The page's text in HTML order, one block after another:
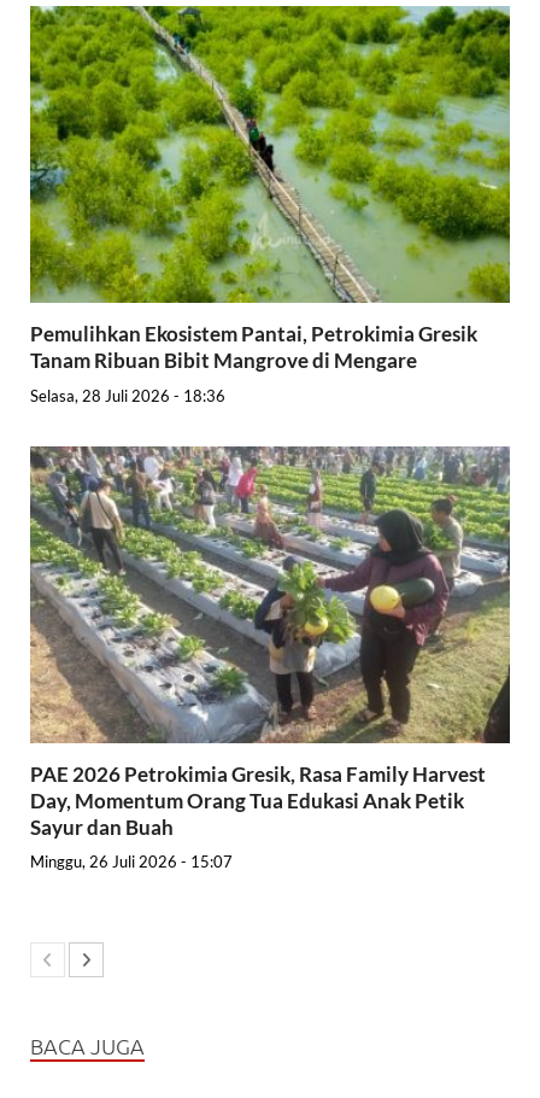
Pemulihkan Ekosistem Pantai, Petrokimia Gresik
Tanam Ribuan Bibit Mangrove di Mengare
Selasa, 28 Juli 2026 - 18:36
PAE 2026 Petrokimia Gresik, Rasa Family Harvest
Day, Momentum Orang Tua Edukasi Anak Petik
Sayur dan Buah
Minggu, 26 Juli 2026 - 15:07
BACA JUGA